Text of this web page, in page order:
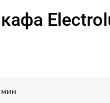
мин